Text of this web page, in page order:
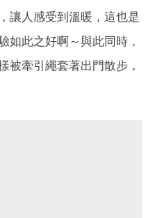
讓人感受到溫暖，這也是
如此之好啊～與此同時，
被牽引繩套著出門散步，